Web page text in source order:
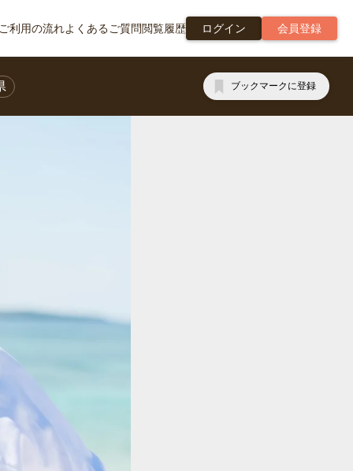
利用の流れよくあるご質問閲覧履歴 ログイン 会員登録
ブックマークに登録